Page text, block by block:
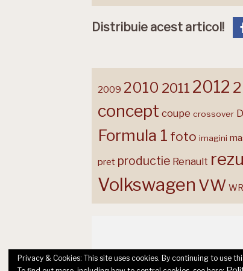
Distribuie acest articol!
2009 2010 2011 2012
concept coupe crossover
Formula 1 foto imagini
pret productie Renault
Volkswagen VW
Privacy & Cookies: This site uses cookies. By continuing to use